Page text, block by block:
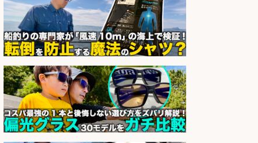
sponsored by 求人ボックス
日払いOKで即日収入/製造スタッフ/
「堺市堺区」「時給1,600円」入社
祝金10万円/自転車部品や釣り具の
組立/堺市堺区の工場/未経験歓迎
会社名
パーソルファクトリーパートナ
ーズ株式会社